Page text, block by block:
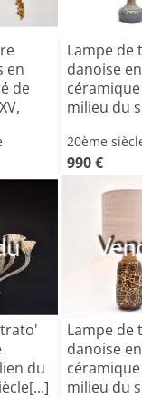
en
de
Lampe de
danoise en
milieu du
20ème
990 €
du
Lampe de
danoise en
milieu du